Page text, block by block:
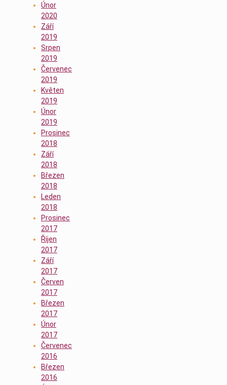
Únor
2020
Září
2019
Srpen
2019
Červenec
2019
Květen
2019
Únor
2019
Prosinec
2018
Září
2018
Březen
2018
Leden
2018
Prosinec
2017
Říjen
2017
Září
2017
Červen
2017
Březen
2017
Únor
2017
Červenec
2016
Březen
2016